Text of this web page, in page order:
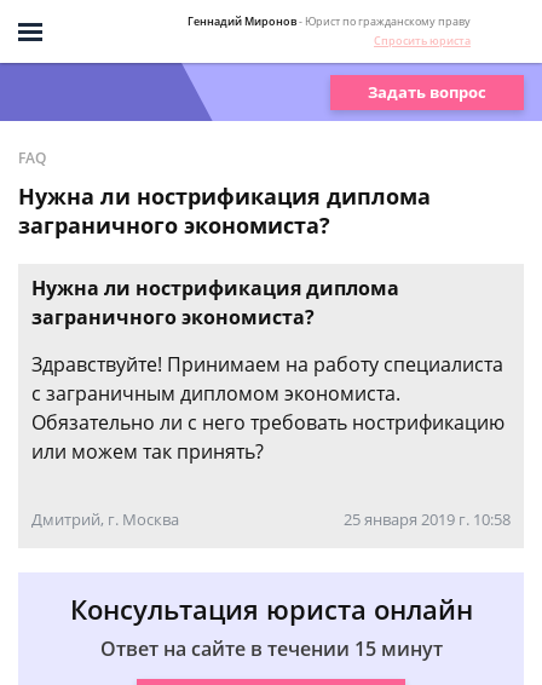
Геннадий Миронов- Юрист по гражданскому праву
Спросить юриста
Задать вопрос
FAQ
Нужна ли нострификация диплома
заграничного экономиста?
Нужна ли нострификация диплома
заграничного экономиста?
Здравствуйте! Принимаем на работу специалиста
с заграничным дипломом экономиста.
Обязательно ли с него требовать нострификацию
или можем так принять?
Дмитрий, г. Москва 25 января 2019 г. 10:58
Консультация юриста онлайн
Ответ на сайте в течении 15 минут